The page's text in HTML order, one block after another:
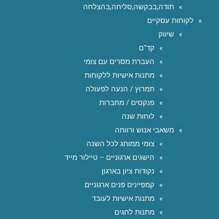
תודה,בבקשה,סליחה,בהצלחה
לקוחות עסקיים
שיווק
קד"ם
העברת מסרים עם צומי
מתנות אישיות ללקוחות
תמרוץ / הנעה לפעולה
פנקסים / מחברות
לוחות שנה
משאבי אנוש ורווחה
צומי ממותג לכל השנה
הישגים ארגוניים – טיילור מייד
נקודות ציון בארגון
קמפיינים פנים ארגוניים
מתנות אישיות לעובד
מתנות לחגים